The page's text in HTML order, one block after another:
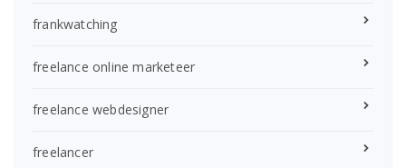
frankwatching
freelance online marketeer
freelance webdesigner
freelancer